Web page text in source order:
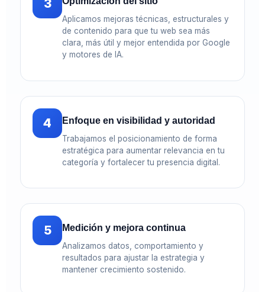
3
Aplicamos mejoras técnicas, estructurales y
de contenido para que tu web sea más
clara, más útil y mejor entendida por Google
y motores de IA.
4 Enfoque en visibilidad y autoridad
Trabajamos el posicionamiento de forma
estratégica para aumentar relevancia en tu
categoría y fortalecer tu presencia digital.
5 Medición y mejora continua
Analizamos datos, comportamiento y
resultados para ajustar la estrategia y
mantener crecimiento sostenido.